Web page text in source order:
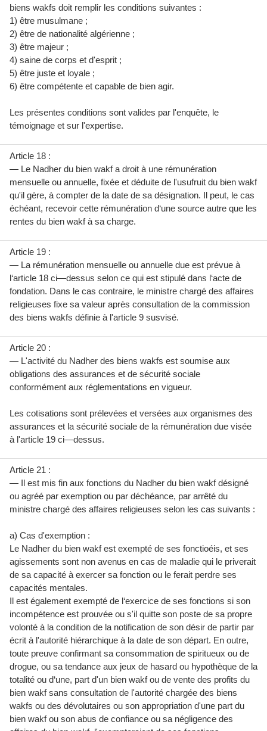
biens wakfs doit remplir les conditions suivantes :
1) être musulmane ;
2) être de nationalité algérienne ;
3) être majeur ;
4) saine de corps et d'esprit ;
5) être juste et loyale ;
6) être compétente et capable de bien agir.
Les présentes conditions sont valides par l'enquête, le
témoignage et sur l'expertise.
Article 18 :
— Le Nadher du bien wakf a droit à une rémunération
mensuelle ou annuelle, fixée et déduite de l'usufruit du bien wakf
qu'il gère, à compter de la date de sa désignation. Il peut, le cas
échéant, recevoir cette rémunération d‘une source autre que les
rentes du bien wakf à sa charge.
Article 19 :
— La rémunération mensuelle ou annuelle due est prévue à
l‘article 18 ci—dessus selon ce qui est stipulé dans l‘acte de
fondation. Dans le cas contraire, le ministre chargé des affaires
religieuses fixe sa valeur après consultation de la commission
des biens wakfs définie à l'article 9 susvisé.
Article 20 :
— L'activité du Nadher des biens wakfs est soumise aux
obligations des assurances et de sécurité sociale
conformément aux réglementations en vigueur.
Les cotisations sont prélevées et versées aux organismes des
assurances et la sécurité sociale de la rémunération due visée
à l'article 19 ci—dessus.
Article 21 :
— Il est mis fin aux fonctions du Nadher du bien wakf désigné
ou agréé par exemption ou par déchéance, par arrêté du
ministre chargé des affaires religieuses selon les cas suivants :
a) Cas d'exemption :
Le Nadher du bien wakf est exempté de ses fonctioéis, et ses
agissements sont non avenus en cas de maladie qui le priverait
de sa capacité à exercer sa fonction ou le ferait perdre ses
capacités mentales.
Il est également exempté de l‘exercice de ses fonctions si son
incompétence est prouvée ou s'il quitte son poste de sa propre
volonté à la condition de la notification de son désir de partir par
écrit à l'autorité hiérarchique à la date de son départ. En outre,
toute preuve confirmant sa consommation de spiritueux ou de
drogue, ou sa tendance aux jeux de hasard ou hypothèque de la
totalité ou d‘une, part d'un bien wakf ou de vente des profits du
bien wakf sans consultation de l'autorité chargée des biens
wakfs ou des dévolutaires ou son appropriation d'une part du
bien wakf ou son abus de confiance ou sa négligence des